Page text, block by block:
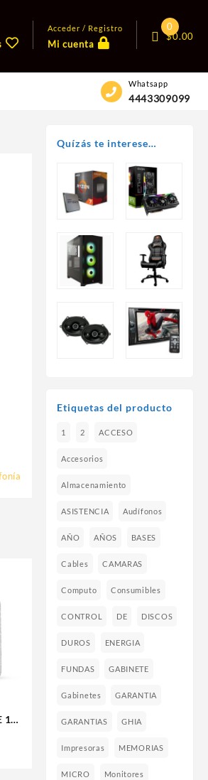
Acceder / Registro
Mi cuenta
0
$0.00
Whatsapp
4443309099
17
Quízás te interese…
Etiquetas del producto
1 2 ACCESO
Accesorios
Almacenamiento
ASISTENCIA Audífonos
AÑO AÑOS BASES
Cables CAMARAS
Computo Consumibles
CONTROL DE DISCOS
DUROS ENERGIA
FUNDAS GABINETE
Gabinetes GARANTIA
GARANTIAS GHIA
Impresoras MEMORIAS
MICRO Monitores